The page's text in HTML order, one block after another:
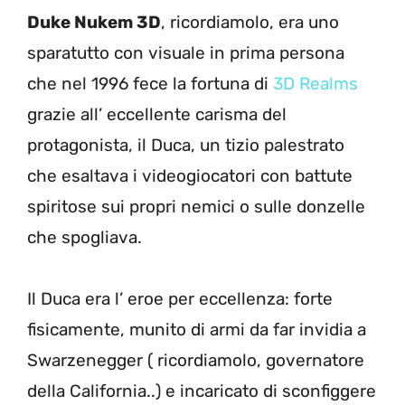
Duke Nukem 3D, ricordiamolo, era uno
sparatutto con visuale in prima persona
che nel 1996 fece la fortuna di 3D Realms
grazie all’ eccellente carisma del
protagonista, il Duca, un tizio palestrato
che esaltava i videogiocatori con battute
spiritose sui propri nemici o sulle donzelle
che spogliava.
Il Duca era l’ eroe per eccellenza: forte
fisicamente, munito di armi da far invidia a
Swarzenegger ( ricordiamolo, governatore
della California..) e incaricato di sconfiggere